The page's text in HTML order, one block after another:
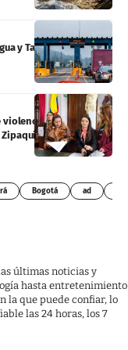
y Tausa podrán
violencia política
Zipaquirá
Bogotá ad
últimas noticias y
hasta entretenimiento
la que puede confiar, lo
las 24 horas, los 7